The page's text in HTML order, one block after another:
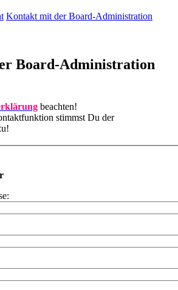
Kontakt mit der Board-Administration
Board-Administration
beachten!
stimmst Du der